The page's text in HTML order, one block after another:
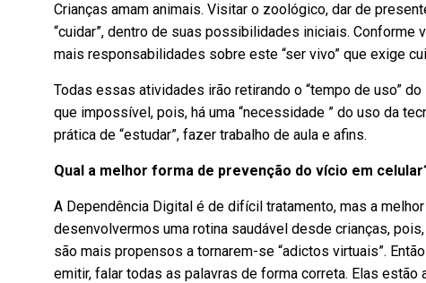
Crianças amam animais. Visitar o zoológico, dar de
“cuidar”, dentro de suas possibilidades iniciais. Conforme
mais responsabilidades sobre este “ser vivo” que exige
Todas essas atividades irão retirando o “tempo de uso”
que impossível, pois, há uma “necessidade ” do uso da
prática de “estudar”, fazer trabalho de aula e afins.
Qual a melhor forma de prevenção do vício em
A Dependência Digital é de difícil tratamento, mas a
desenvolvermos uma rotina saudável desde crianças,
são mais propensos a tornarem-se “adictos virtuais”.
emitir, falar todas as palavras de forma correta. Elas